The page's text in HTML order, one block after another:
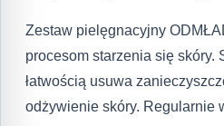
Zestaw pielęgnacyjny
procesom starzenia się skóry.
łatwością usuwa
odżywienie skóry. Regularnie